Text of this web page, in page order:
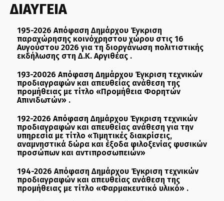
ΔΙΑΥΓΕΙΑ
195-2026 Απόφαση Δημάρχου Έγκριση
παραχώρησης κοινόχρηστου χώρου στις 16
Αυγούστου 2026 για τη διοργάνωση πολιτιστικής
εκδήλωσης στη Δ.Κ. Αργιθέας .
193-20026 Απόφαση Δημάρχου Έγκριση τεχνικών
προδιαγραφών και απευθείας ανάθεση της
προμήθειας με τίτλο «Προμήθεια Φορητών
Απινιδωτών» .
192-2026 Απόφαση Δημάρχου Έγκριση τεχνικών
προδιαγραφών και απευθείας ανάθεση για την
υπηρεσία με τίτλο «Τιμητικές διακρίσεις,
αναμνηστικά δώρα και έξοδα φιλοξενίας φυσικών
προσώπων και αντιπροσωπειών»
194-2026 Απόφαση Δημάρχου Έγκριση τεχνικών
προδιαγραφών και απευθείας ανάθεση της
προμήθειας με τίτλο «Φαρμακευτικό υλικό» .